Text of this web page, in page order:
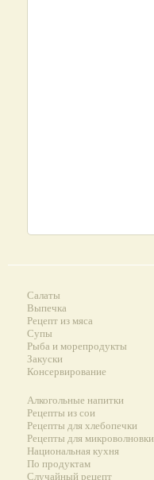
Салаты
Выпечка
Рецепт из мяса
Супы
Рыба и морепродукты
Закуски
Консервирование
Алкогольные напитки
Рецепты из сои
Рецепты для хлебопечки
Рецепты для микроволновки
Национальная кухня
По продуктам
Случайный рецепт